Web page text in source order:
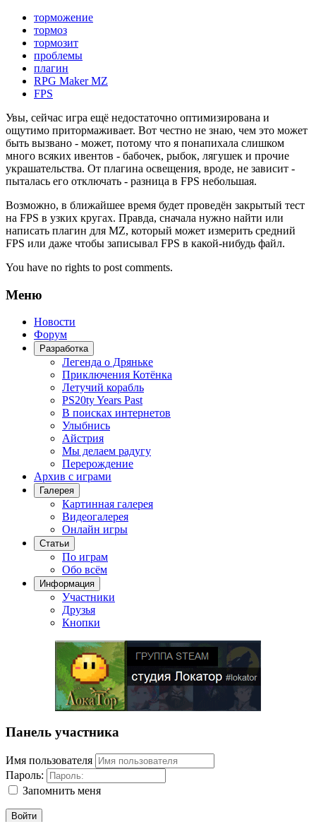
торможение
тормоз
тормозит
проблемы
плагин
RPG Maker MZ
FPS
Увы, сейчас игра ещё недостаточно оптимизирована и
ощутимо притормаживает. Вот честно не знаю, чем это может
быть вызвано - может, потому что я понапихала слишком
много всяких ивентов - бабочек, рыбок, лягушек и прочие
украшательства. От плагина освещения, вроде, не зависит -
пыталась его отключать - разница в FPS небольшая.
Возможно, в ближайшее время будет проведён закрытый тест
на FPS в узких кругах. Правда, сначала нужно найти или
написать плагин для MZ, который может измерить средний
FPS или даже чтобы записывал FPS в какой-нибудь файл.
You have no rights to post comments.
Меню
Новости
Форум
Разработка
Легенда о Дряньке
Приключения Котёнка
Летучий корабль
PS20ty Years Past
В поисках интернетов
Улыбнись
Айстрия
Мы делаем радугу
Перерождение
Архив с играми
Галерея
Картинная галерея
Видеогалерея
Онлайн игры
Статьи
По играм
Обо всём
Информация
Участники
Друзья
Кнопки
Панель участника
Имя пользователя
Пароль:
Запомнить меня
Войти